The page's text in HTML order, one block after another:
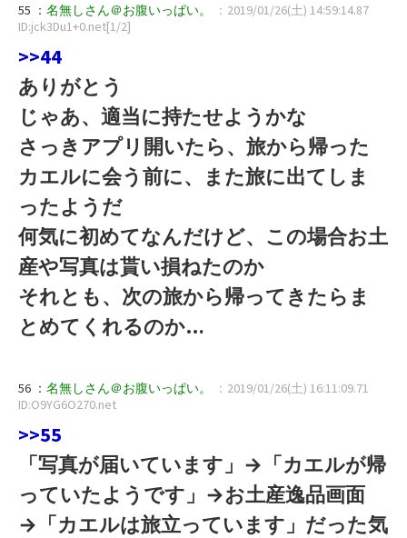
55 ： 名無しさん＠お腹いっぱい。
：2019/01/26(土) 14:59:14.87
ID:jck3Du1+0.net[1/2]
>>44
ありがとう
じゃあ、適当に持たせようかな
さっきアプリ開いたら、旅から帰った
カエルに会う前に、また旅に出てしま
ったようだ
何気に初めてなんだけど、この場合お土
産や写真は貰い損ねたのか
それとも、次の旅から帰ってきたらま
とめてくれるのか…
56 ： 名無しさん＠お腹いっぱい。
：2019/01/26(土) 16:11:09.71
ID:O9YG6O270.net
>>55
「写真が届いています」→「カエルが帰
っていたようです」→お土産逸品画面
→「カエルは旅立っています」だった気